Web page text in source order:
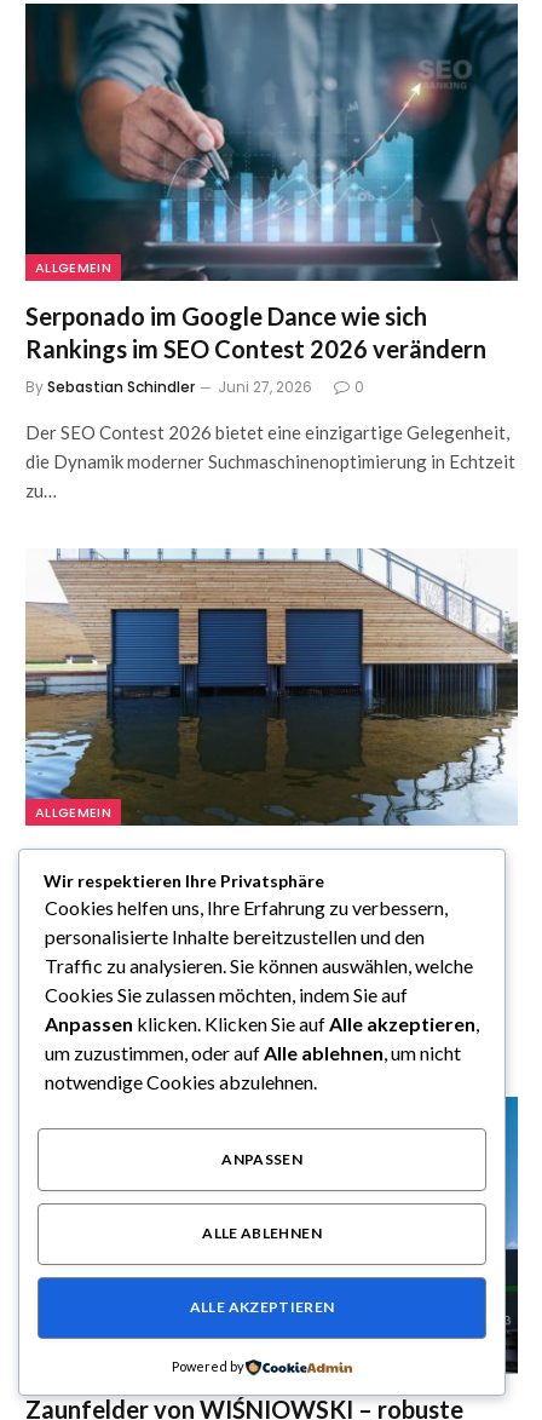
ALLGEMEIN
Serponado im Google Dance wie sich
Rankings im SEO Contest 2026 verändern
BySebastian Schindler Juni 27, 2026 0
Der SEO Contest 2026 bietet eine einzigartige Gelegenheit,
die Dynamik moderner Suchmaschinenoptimierung in Echtzeit
zu…
ALLGEMEIN
professionelle Lösungen für sichere
Unternehmensgelände
Sebastian Schindler Juni 25, 2026 0
Bedeutung moderner Zaunfelder für Industrie und Gewerbe
Zaunfelder spielen eine zentrale Rolle bei der modernen…
Zaunfelder von WIŚNIOWSKI – robuste
Wir respektieren Ihre Privatsphäre
Cookies helfen uns, Ihre Erfahrung zu verbessern,
personalisierte Inhalte bereitzustellen und den
Traffic zu analysieren. Sie können auswählen, welche
Cookies Sie zulassen möchten, indem Sie auf
Anpassen klicken. Klicken Sie aufAlle akzeptieren,
um zuzustimmen, oder aufAlle ablehnen, um nicht
notwendige Cookies abzulehnen.
ANPASSEN
ALLE ABLEHNEN
ALLE AKZEPTIEREN
Powered by